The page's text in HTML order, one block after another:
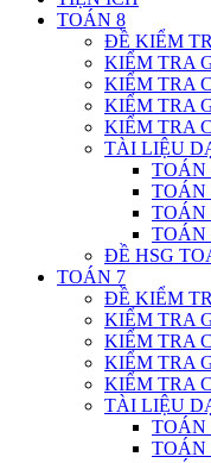
TOÁN 8
ĐỀ KIỂM
KIỂM TRA
KIỂM TRA
KIỂM TRA
KIỂM TRA
TÀI LIỆU
TOÁN
TOÁN
TOÁN
TOÁN
ĐỀ HSG
TOÁN 7
ĐỀ KIỂM
KIỂM TRA
KIỂM TRA
KIỂM TRA
KIỂM TRA
TÀI LIỆU
TOÁN
TOÁN